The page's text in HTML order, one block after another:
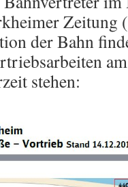
Zeitung (
der Bahn
stehen: